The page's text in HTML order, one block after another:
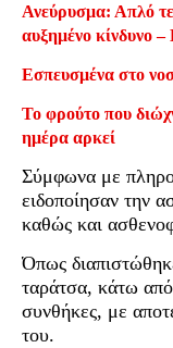
Ανεύρυσμα: Απλό
αυξημένο κίνδυνο –
Εσπευσμένα στο
Το φρούτο που
ημέρα αρκεί
Σύμφωνα με
ειδοποίησαν την
καθώς και
Όπως
ταράτσα, κάτω από
συνθήκες, με
του.